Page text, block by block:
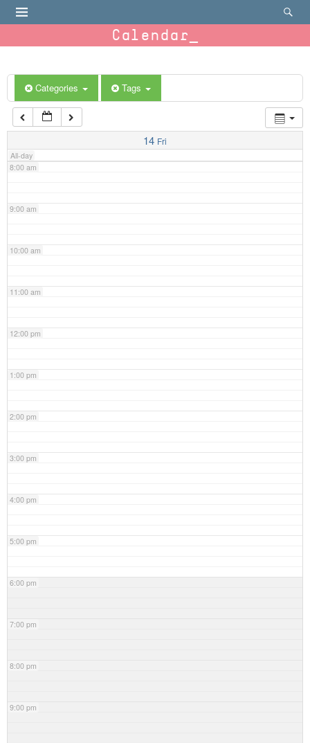
Calendar
Categories Tags
14 Fri
All-day
6:00 am
7:00 am
8:00 am
9:00 am
10:00 am
11:00 am
12:00 pm
1:00 pm
2:00 pm
3:00 pm
4:00 pm
5:00 pm
6:00 pm
7:00 pm
8:00 pm
9:00 pm